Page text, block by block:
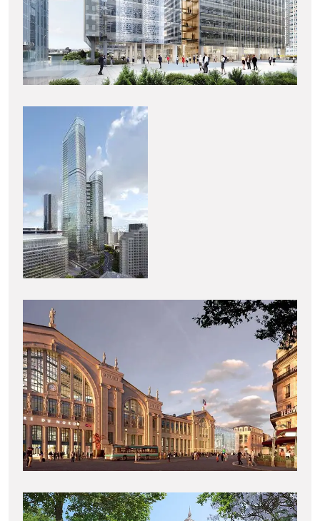
THE LINK – LA
DEFENSE(92)
ÉTUDES D’EXÉCUTION
BOUYGUES Gare du Nord
ÉTUDES DE FAISABILITÉ